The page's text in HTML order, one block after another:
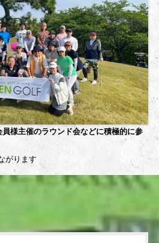
様主催のラウンド会などに積極的に参
がります